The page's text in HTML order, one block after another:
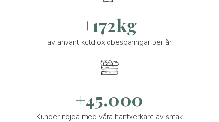
+172kg
av använt koldioxidbesparingar per år
+45.000
Kunder nöjda med våra hantverkare av smak